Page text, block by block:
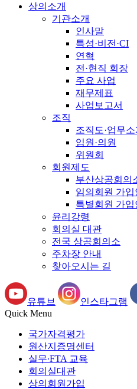
상의소개
기관소개
인사말
특성·비전·CI
연혁
전·현직 회장
주요 사업
재무제표
사업보고서
조직
조직도·업무소
임원·의원
위원회
회원제도
부산상공회의
임의회원 가입
특별회원 가입
윤리강령
회의실 대관
전국 상공회의소
주차장 안내
찾아오시는 길
유튜브 인스타그램
Quick Menu
국가자격평가
원산지증명센터
실무∙FTA 교육
회의실대관
상의회원가입